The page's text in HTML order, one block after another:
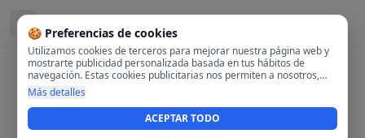
🍪 Preferencias de cookies
Utilizamos cookies de terceros para mejorar nuestra página web y
mostrarte publicidad personalizada basada en tus hábitos de
navegación. Estas cookies publicitarias nos permiten a nosotros,
analizar tu navegación en nuestra página y en internet para
mostrarte anuncios relevantes para ti. Al activarlas, aceptas el uso
de cookies para fines publicitarios y la recopilación y tratamiento de
tus datos de navegación, incluyendo la posible compartición de
Más detalles
ACEPTAR TODO